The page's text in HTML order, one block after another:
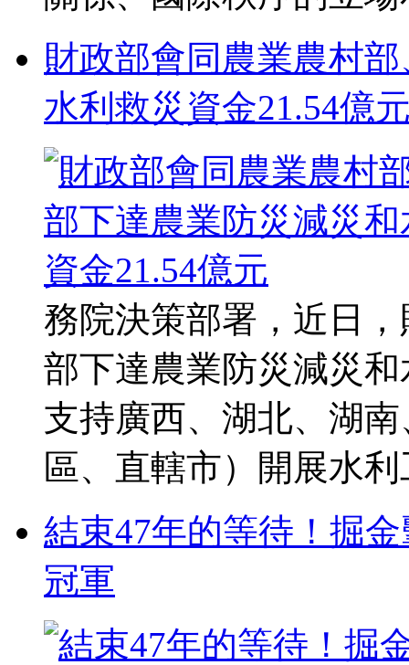
財政部會同農業農村
水利救災資金21.54億
務院決策部署，近日
部下達農業防災減災
支持廣西、湖北、湖
區、直轄市）開展水
結束47年的等待！掘
冠軍